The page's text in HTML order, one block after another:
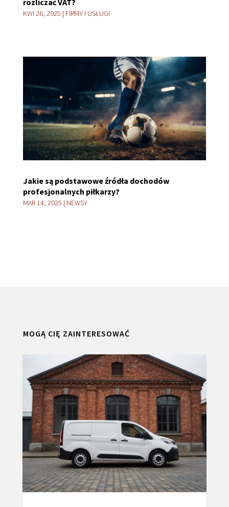
rozliczać VAT?
KWI 26, 2025 | FIRMY I USŁUGI
Jakie są podstawowe źródła dochodów
profesjonalnych piłkarzy?
MAR 14, 2025 | NEWSY
MOGĄ CIĘ ZAINTERESOWAĆ